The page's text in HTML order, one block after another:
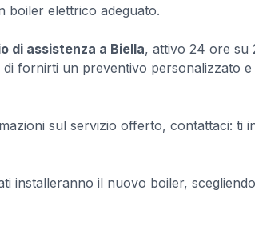
boiler elettrico adeguato.
di assistenza a Biella, attivo 24 ore su
fornirti un preventivo personalizzato
sul servizio offerto, contattaci: ti
installeranno il nuovo boiler,